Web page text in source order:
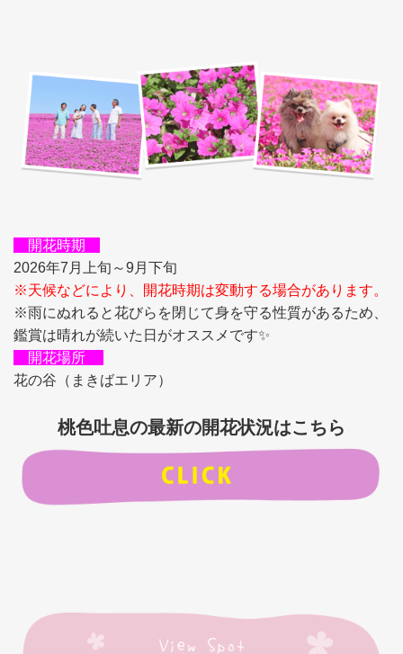
開花時期
2026年7月上旬～9月下旬
※天候などにより、開花時期は変動する場合があります。
※雨にぬれると花びらを閉じて身を守る性質があるため、
鑑賞は晴れが続いた日がオススメです✨
開花場所
花の谷（まきばエリア）
桃色吐息の最新の開花状況はこちら